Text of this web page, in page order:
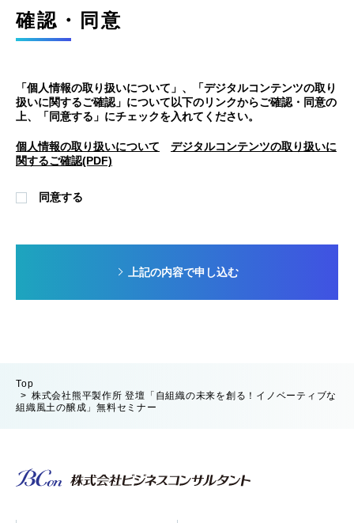
確認・同意
「個人情報の取り扱いについて」、「デジタルコンテンツの取り
扱いに関するご確認」について以下のリンクからご確認・同意の
上、「同意する」にチェックを入れてください。
個人情報の取り扱いについて
デジタルコンテンツの取り扱いに
関するご確認(PDF)
同意する
上記の内容で申し込む
Top
株式会社熊平製作所 登壇「自組織の未来を創る！イノベーティブな
組織風土の醸成」無料セミナー